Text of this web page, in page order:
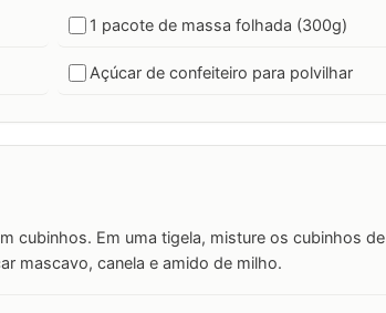
1 pacote de massa folhada (300g)
Açúcar de confeiteiro para polvilhar
cubinhos. Em uma tigela, misture os cubinhos de
mascavo, canela e amido de milho.